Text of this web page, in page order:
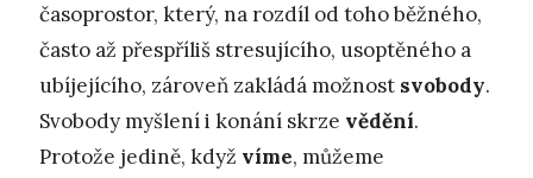
časoprostor, který, na rozdíl od toho běžného,
často až přespříliš stresujícího, usoptěného a
ubíjejícího, zároveň zakládá možnost svobody.
Svobody myšlení i konání skrze vědění.
Protože jedině, když víme, můžeme